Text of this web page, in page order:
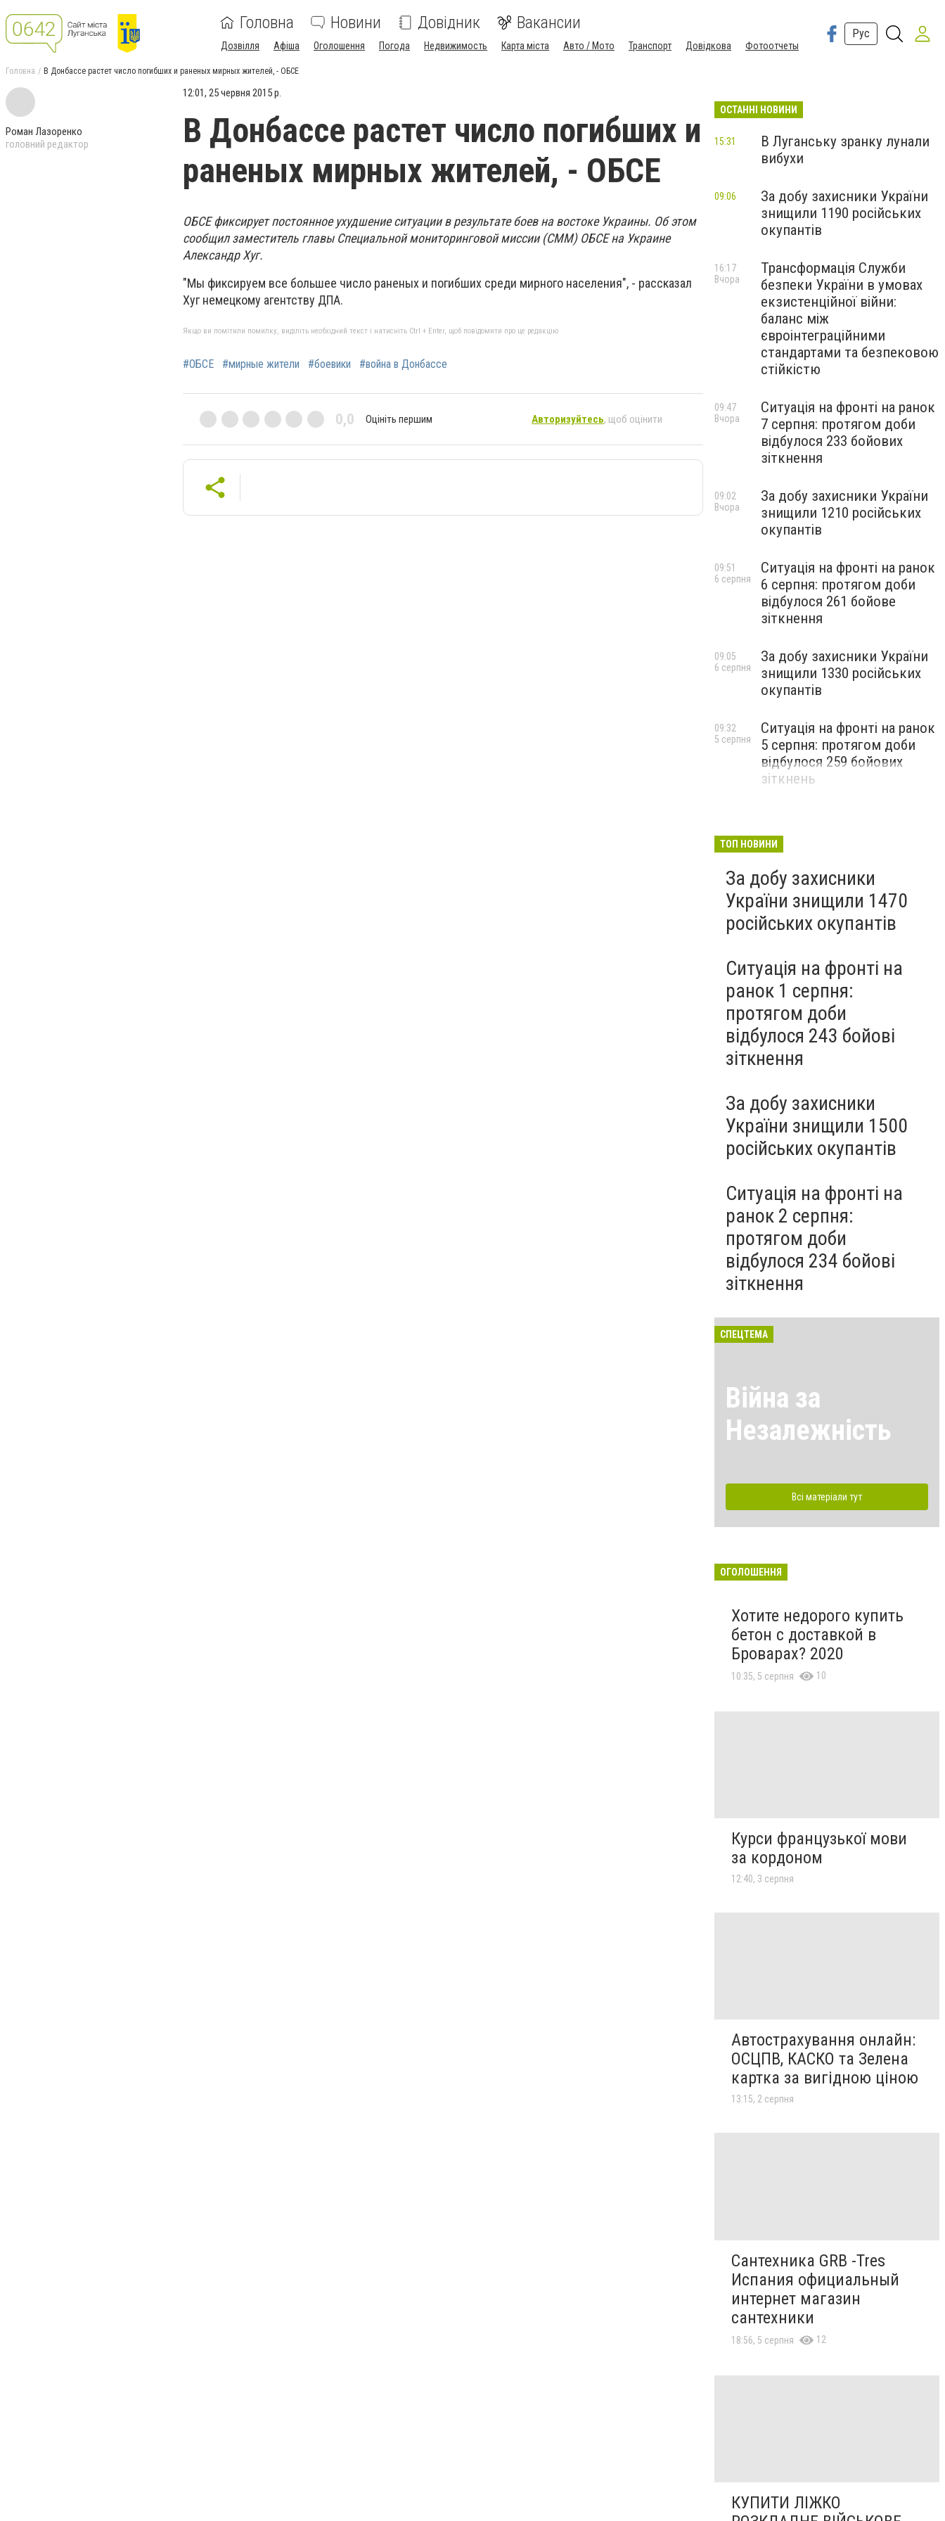
Головна Новини Довідник Вакансии
Дозвілля Афіша Оголошення Погода Недвижимость Карта міста Авто / Мото Транспорт Довідкова Фотоотчеты
Рус
Головна В Донбассе растет число погибших и раненых мирных жителей, - ОБСЕ
Роман Лазоренко
головний редактор
12:01, 25 червня 2015 р.
В Донбассе растет число погибших и
раненых мирных жителей, - ОБСЕ
ОБСЕ фиксирует постоянное ухудшение ситуации в результате боев на востоке Украины. Об этом
сообщил заместитель главы Специальной мониторинговой миссии (СММ) ОБСЕ на Украине
Александр Хуг.
"Мы фиксируем все большее число раненых и погибших среди мирного населения", - рассказал
Хуг немецкому агентству ДПА.
Якщо ви помітили помилку, виділіть необхідний текст і натисніть Ctrl + Enter, щоб повідомити про це редакцію
#ОБСЕ #мирные жители #боевики #война в Донбассе
0,0 Оцініть першим Авторизуйтесь, щоб оцінити
ОСТАННІ НОВИНИ
В Луганську зранку лунали
вибухи
15:31
За добу захисники України
знищили 1190 російських
окупантів
09:06
Трансформація Служби
безпеки України в умовах
екзистенційної війни:
баланс між
євроінтеграційними
стандартами та безпековою
стійкістю
16:17
Вчора
Ситуація на фронті на ранок
7 серпня: протягом доби
відбулося 233 бойових
зіткнення
09:47
Вчора
За добу захисники України
знищили 1210 російських
окупантів
09:02
Вчора
Ситуація на фронті на ранок
6 серпня: протягом доби
відбулося 261 бойове
зіткнення
09:51
6 серпня
За добу захисники України
знищили 1330 російських
окупантів
09:05
6 серпня
Ситуація на фронті на ранок
5 серпня: протягом доби
відбулося 259 бойових
зіткнень
09:32
5 серпня
ТОП НОВИНИ
За добу захисники
України знищили 1470
російських окупантів
Ситуація на фронті на
ранок 1 серпня:
протягом доби
відбулося 243 бойові
зіткнення
За добу захисники
України знищили 1500
російських окупантів
Ситуація на фронті на
ранок 2 серпня:
протягом доби
відбулося 234 бойові
зіткнення
СПЕЦТЕМА
Війна за
Незалежність
Всі матеріали тут
ОГОЛОШЕННЯ
Хотите недорого купить
бетон с доставкой в
Броварах? 2020
10:35, 5 серпня 10
Курси французької мови
за кордоном
12:40, 3 серпня
Автострахування онлайн:
ОСЦПВ, КАСКО та Зелена
картка за вигідною ціною
13:15, 2 серпня
Сантехника GRB -Tres
Испания официальный
интернет магазин
сантехники
18:56, 5 серпня 12
КУПИТИ ЛІЖКО